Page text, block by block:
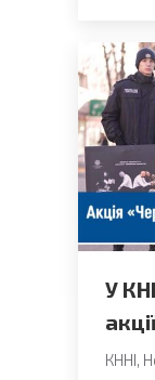
У
КННІ,